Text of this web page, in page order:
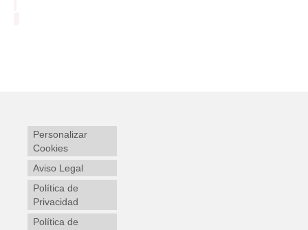
Personalizar
Cookies
Aviso Legal
Política de
Privacidad
Política de